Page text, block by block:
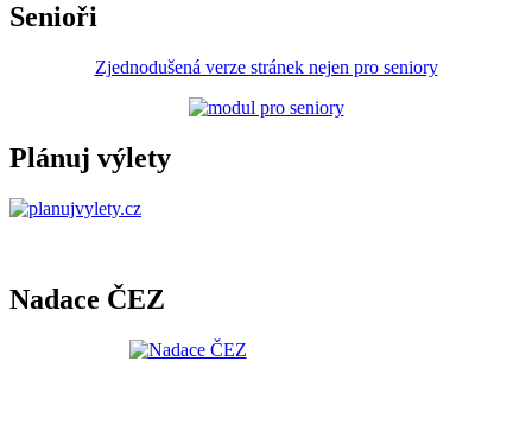
Senioři
Zjednodušená verze stránek nejen pro seniory
Plánuj výlety
Nadace ČEZ